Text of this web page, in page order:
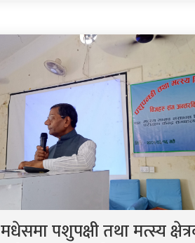
मधेसमा पशुपक्षी तथा मत्स्य